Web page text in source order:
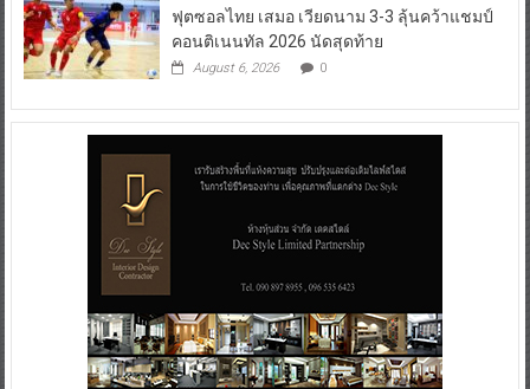
ฟุตซอลไทย เสมอ เวียดนาม 3-3 ลุ้นคว้าแชมป์
คอนติเนนทัล 2026 นัดสุดท้าย
August 6, 2026 0